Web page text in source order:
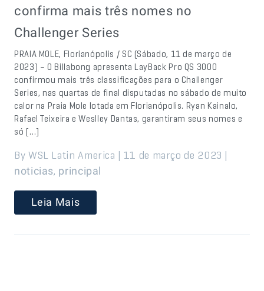
confirma mais três nomes no
Challenger Series
PRAIA MOLE, Florianópolis / SC (Sábado, 11 de março de
2023) – O Billabong apresenta LayBack Pro QS 3000
confirmou mais três classificações para o Challenger
Series, nas quartas de final disputadas no sábado de muito
calor na Praia Mole lotada em Florianópolis. Ryan Kainalo,
Rafael Teixeira e Weslley Dantas, garantiram seus nomes e
só […]
By WSL Latin America | 11 de março de 2023 |
noticias, principal
Leia Mais